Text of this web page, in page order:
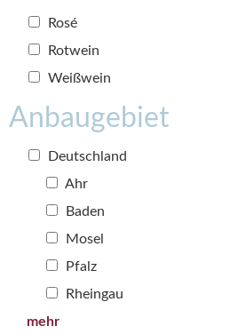
Rosé
Rotwein
Weißwein
Anbaugebiet
Deutschland
Ahr
Baden
Mosel
Pfalz
Rheingau
mehr